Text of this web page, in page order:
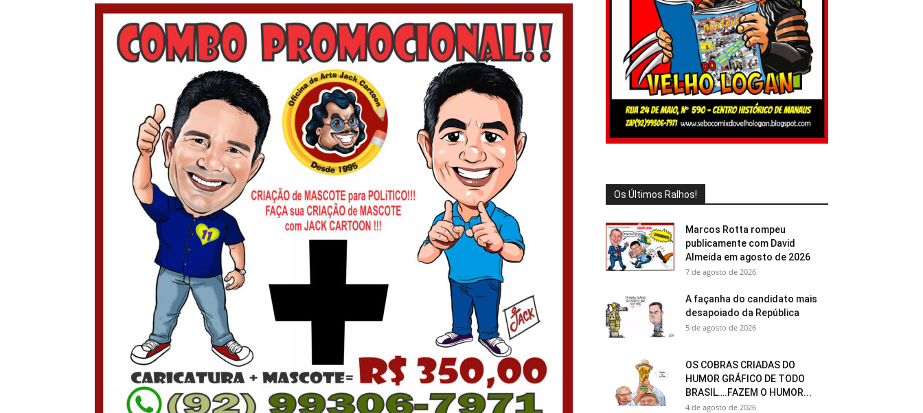
Os Últimos Ralhos!
Marcos Rotta rompeu
publicamente com David
Almeida em agosto de 2026
7 de agosto de 2026
A façanha do candidato mais
desapoiado da República
5 de agosto de 2026
OS COBRAS CRIADAS DO
HUMOR GRÁFICO DE TODO
BRASIL….FAZEM O HUMOR...
4 de agosto de 2026